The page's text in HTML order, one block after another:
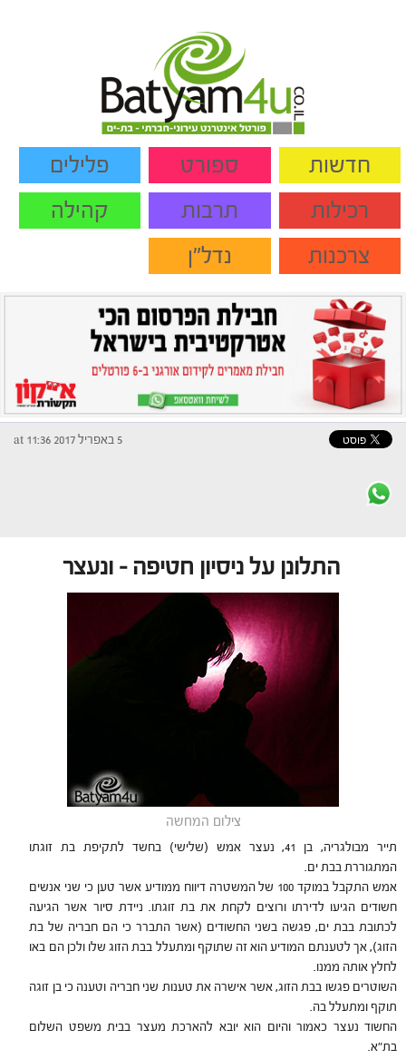
חדשות ספורט
פלילים
רכילות
תרבות
קהילה
צרכנות
נדל"ן
5 באפריל 2017 at 11:36
התלונן על ניסיון חטיפה – ונעצר
צילום המחשה
תייר מבולגריה, בן 41, נעצר אמש (שלישי) בחשד לתקיפת בת זוגתו
המתגוררת בבת ים.
אמש התקבל במוקד 100 של המשטרה דיווח ממודיע אשר טען כי שני אנשים
חשודים הגיעו לדירתו ורוצים לקחת את בת זוגתו. ניידת סיור אשר הגיעה
לכתובת בבת ים, פגשה בשני החשודים (אשר התברר כי הם חבריה של בת
הזוג), אך לטענתם המודיע הוא זה שתוקף ומתעלל בבת הזוג שלו ולכן הם באו
לחלץ אותה ממנו.
השוטרים פגשו בבת הזוג, אשר אישרה את טענות שני חבריה וטענה כי בן זוגה
תוקף ומתעלל בה.
החשוד נעצר כאמור והיום הוא יובא להארכת מעצר בבית משפט השלום
בת"א.